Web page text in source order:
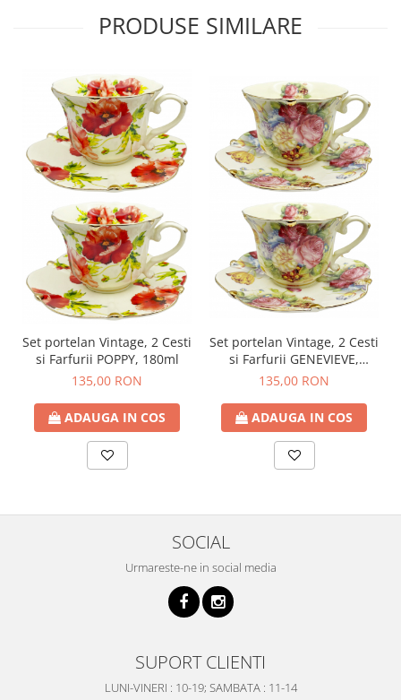
PRODUSE SIMILARE
Set portelan Vintage, 2 Cesti
si Farfurii POPPY, 180ml
135,00 RON
ADAUGA IN COS
Set portelan Vintage, 2 Cesti
si Farfurii GENEVIEVE,
180ml
135,00 RON
ADAUGA IN COS
SOCIAL
Urmareste-ne in social media
SUPORT CLIENTI
LUNI-VINERI : 10-19; SAMBATA : 11-14